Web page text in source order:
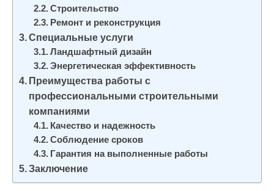
Строительство
Ремонт и реконструкция
Специальные услуги
Ландшафтный дизайн
Энергетическая эффективность
Преимущества работы с
профессиональными строительными
компаниями
Качество и надежность
Соблюдение сроков
Гарантия на выполненные работы
Заключение